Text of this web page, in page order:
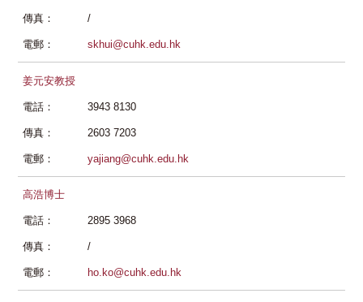
傳真： /
電郵： skhui@cuhk.edu.hk
姜元安教授
電話： 3943 8130
傳真： 2603 7203
電郵： yajiang@cuhk.edu.hk
高浩博士
電話： 2895 3968
傳真： /
電郵： ho.ko@cuhk.edu.hk